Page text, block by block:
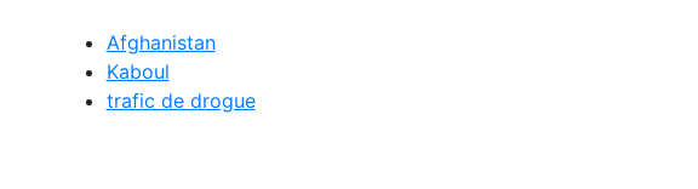
Afghanistan
Kaboul
trafic de drogue